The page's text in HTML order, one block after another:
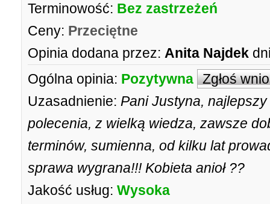
Terminowość: Bez zastrzeżeń
Ceny: Przeciętne
Opinia dodana przez: Anita Najdek
Ogólna opinia: Pozytywna Zgłoś
Uzasadnienie: Pani Justyna,
polecenia, z wielką wiedza, zawsze
terminów, sumienna, od kilku lat
sprawa wygrana!!! Kobieta anioł ??
Jakość usług: Wysoka